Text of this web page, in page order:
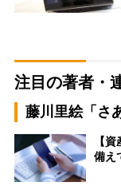
注目の著者・
藤川里絵「さ
【
備え